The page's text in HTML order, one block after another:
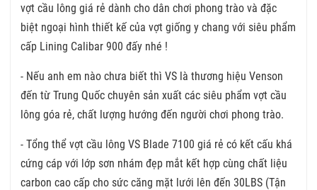
vợt cầu lông giá rẻ dành cho dân chơi phong trào và đặc
biệt ngoại hình thiết kế của vợt giống y chang với siêu phẩm
cấp Lining Calibar 900 đấy nhé !
- Nếu anh em nào chưa biết thì VS là thương hiệu Venson
đến từ Trung Quốc chuyên sản xuất các siêu phẩm vợt cầu
lông góa rẻ, chất lượng hướng đến người chơi phong trào.
- Tổng thể vợt cầu lông VS Blade 7100 giá rẻ có kết cấu khá
cứng cáp với lớp sơn nhám đẹp mắt kết hợp cùng chất liệu
carbon cao cấp cho sức căng mặt lưới lên đến 30LBS (Tận